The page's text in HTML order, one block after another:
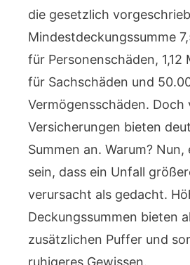
die gesetzlich
Mindestdeckungssumme
für Personenschäden, 1,12
für Sachschäden und
Vermögensschäden. Doch
Versicherungen bieten
Summen an. Warum? Nun,
sein, dass ein Unfall
verursacht als gedacht.
Deckungssummen bieten
zusätzlichen Puffer und
ruhigeres Gewissen.